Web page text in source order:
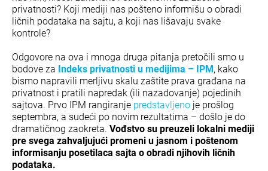
privatnosti? Koji mediji nas pošteno informišu o obradi
ličnih podataka na sajtu, a koji nas lišavaju svake
kontrole?
Odgovore na ova i mnoga druga pitanja pretočili smo u
bodove za Indeks privatnosti u medijima – IPM, kako
bismo napravili merljivu skalu zaštite prava građana na
privatnost i pratili napredak (ili nazadovanje) pojedinih
sajtova. Prvo IPM rangiranje predstavljeno je prošlog
septembra, a sudeći po novim rezultatima – došlo je do
dramatičnog zaokreta. Vođstvo su preuzeli lokalni mediji
pre svega zahvaljujući promeni u jasnom i poštenom
informisanju posetilaca sajta o obradi njihovih ličnih
podataka.